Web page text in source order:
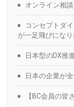
オンライン相
コンセプトダ
が一足飛びにな
日本型のDX推
日本の企業が
【BC会員の